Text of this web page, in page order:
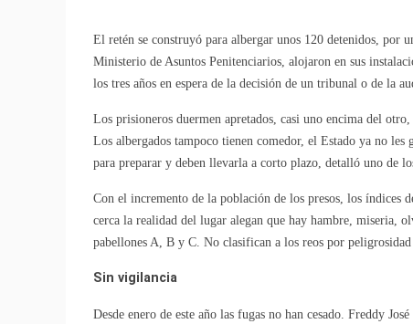
El retén se construyó para albergar unos 120 detenidos, por
Ministerio de Asuntos Penitenciarios, alojaron en sus
los tres años en espera de la decisión de un tribunal o de la
Los prisioneros duermen apretados, casi uno encima del
Los albergados tampoco tienen comedor, el Estado ya no
para preparar y deben llevarla a corto plazo, detalló uno de
Con el incremento de la población de los presos, los índices
cerca la realidad del lugar alegan que hay hambre, miseria,
pabellones A, B y C. No clasifican a los reos por
Sin vigilancia
Desde enero de este año las fugas no han cesado. Freddy